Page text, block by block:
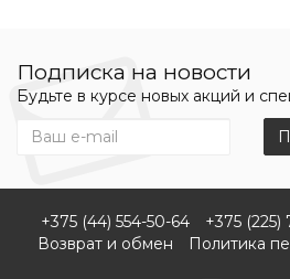
Подписка на новости
Будьте в курсе новых акций и
+375 (44) 554-50-64 +375 (225)
Возврат и обмен
Политика